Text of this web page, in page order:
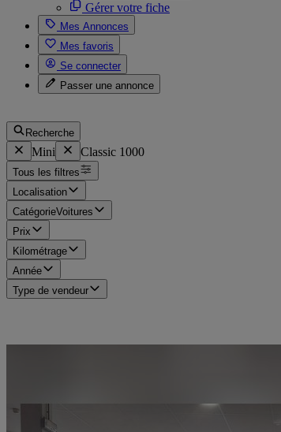
Gérer votre fiche
Mes Annonces
Mes favoris
Se connecter
Passer une annonce
Recherche
Mini Classic 1000
Tous les filtres
Localisation
CatégorieVoitures
Prix
Kilométrage
Année
Type de vendeur